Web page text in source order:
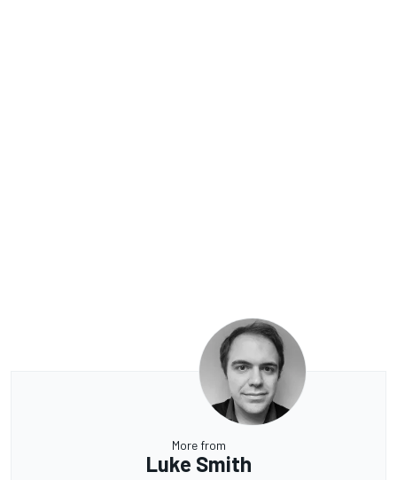
More from
Luke Smith